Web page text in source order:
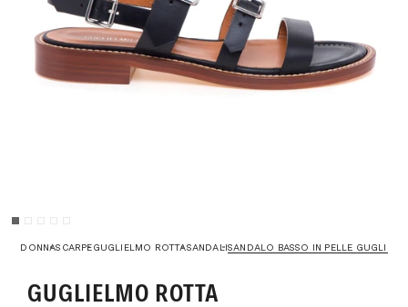
DONNASCARPEGUGLIELMO ROTTASANDALISANDALO BASSO IN PELLE
GUGLIELMO ROTTA